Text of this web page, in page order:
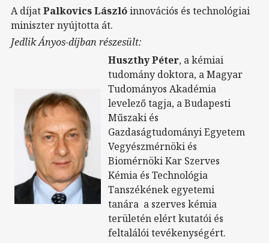
A díjatPalkovics Lászlóinnovációs és technológiai
miniszter nyújtotta át.
Jedlik Ányos-díjban részesült:
Huszthy Péter, a kémiai
tudomány doktora, a Magyar
Tudományos Akadémia
levelező tagja, a Budapesti
Műszaki és
Gazdaságtudományi Egyetem
Vegyészmérnöki és
Biomérnöki Kar Szerves
Kémia és Technológia
Tanszékének egyetemi
tanára a szerves kémia
területén elért kutatói és
feltalálói tevékenységért.